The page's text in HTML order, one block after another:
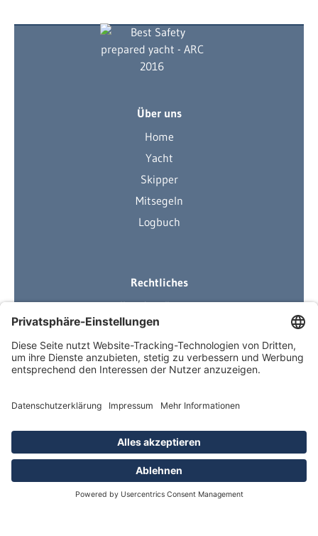
Über uns
Home
Yacht
Skipper
Mitsegeln
Logbuch
Rechtliches
Ihre Ausrüstung
Impressum
Datenschutzerklärung
AGB
Über Neuigkeiten informiert
Newsletter